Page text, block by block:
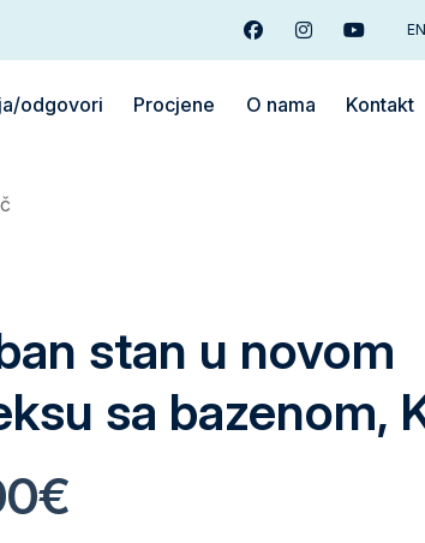
FacebookInstagramYoutubeEN
odgovori Procjene O nama Kontakt
stan u novom
sa bazenom,